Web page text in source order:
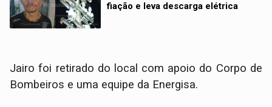
fiação e leva descarga elétrica
Jairo foi retirado do local com apoio do Corpo de
Bombeiros e uma equipe da Energisa.